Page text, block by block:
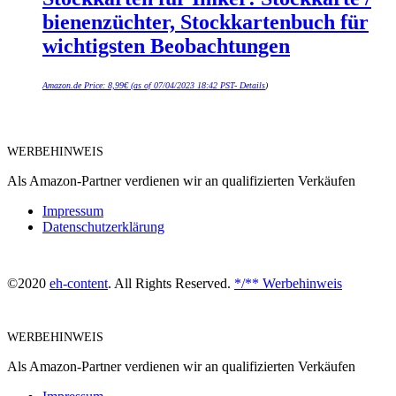
bienenzüchter, Stockkartenbuch für
wichtigsten Beobachtungen
Amazon.de Price: 8,99€(as of 07/04/2023 18:42 PST- Details)
WERBEHINWEIS
Als Amazon-Partner verdienen wir an qualifizierten Verkäufen
Impressum
Datenschutzerklärung
©2020 eh-content. All Rights Reserved. */** Werbehinweis
WERBEHINWEIS
Als Amazon-Partner verdienen wir an qualifizierten Verkäufen